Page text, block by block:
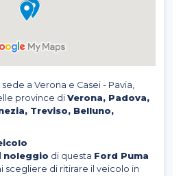
a Verona e Casei - Pavia,
province di Verona, Padova,
Treviso, Belluno,
noleggio di questa Ford Puma
scegliere di ritirare il veicolo in